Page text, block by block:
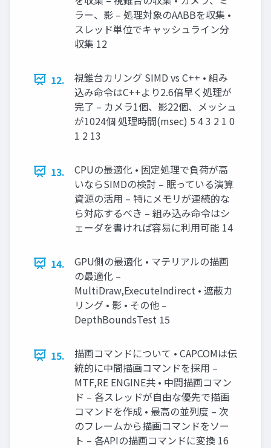
ラー、影 – 処理対象のAABBを収集 •
スレッド単位でキャッシュライン分
収集 12
12.
視錐台カリング SIMD vs C++ • 組み
込み命令はC++より2.6倍早く処理が
完了 – カメラ1個、影22個、メッシュ
が1024個 処理時間(msec) 5 4 3 2 1 0
1 2 13
13.
CPUの最適化 • 固定処理で負荷が高
いならSIMDの検討 – 眠っている演算
資源の活用 – 特にメモリが連続的な
ら対応するべき – 組み込み命令はシ
ェーダを書ければ容易に利用可能 14
14.
GPU側の最適化 • マテリアルの描画
の最適化 –
MultiDraw,ExecuteIndirect • 遮蔽カ
リング • 影 • その他 –
DepthBoundsTest 15
15.
描画コマンドについて • CAPCOMは伝
統的に中間描画コマンドを採用 –
MTF,RE ENGINE共 • 中間描画コマン
ド – 各スレッドが自由な優先で描画
コマンドを作成 • 最高の並列度 – 次
のフレームから描画コマンドをソー
ト – 各APIの描画コマンドに変換 16